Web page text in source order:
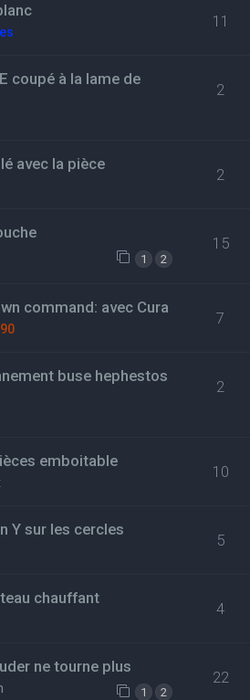
11
coupé à la lame de
2
avec la pièce
2
1 2
15
command: avec Cura
7
buse hephestos
2
emboitable
10
Y sur les cercles
5
chauffant
4
ne tourne plus
1 2
22